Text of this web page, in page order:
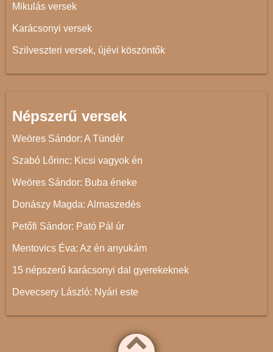
Mikulás versek
Karácsonyi versek
Szilveszteri versek, újévi köszöntők
Népszerű versek
Weöres Sándor: A Tündér
Szabó Lőrinc: Kicsi vagyok én
Weöres Sándor: Buba éneke
Donászy Magda: Almaszedés
Petőfi Sándor: Pató Pál úr
Mentovics Éva: Az én anyukám
15 népszerű karácsonyi dal gyerekeknek
Devecsery László: Nyári este